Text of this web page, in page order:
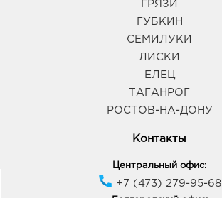
ГРЯЗИ
ГУБКИН
СЕМИЛУКИ
ЛИСКИ
ЕЛЕЦ
ТАГАНРОГ
РОСТОВ-НА-ДОНУ
Контакты
Центральный офис:
+7 (473) 279-95-68